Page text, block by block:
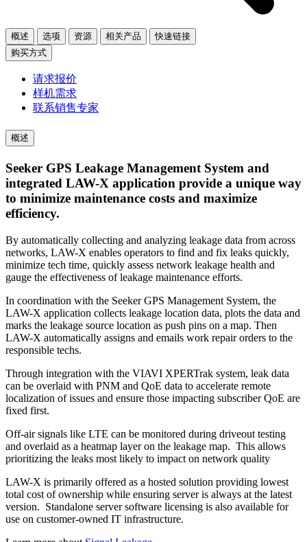
概述 选项 资源 相关产品
快速链接
购买方式
请求报价
样机需求
联系销售专家
概述
Seeker GPS Leakage Management System and
integrated LAW-X application provide a unique way
to minimize maintenance costs and maximize
efficiency.
By automatically collecting and analyzing leakage data from across
networks, LAW-X enables operators to find and fix leaks quickly,
minimize tech time, quickly assess network leakage health and
gauge the effectiveness of leakage maintenance efforts.
In coordination with the Seeker GPS Management System, the
LAW-X application collects leakage location data, plots the data and
marks the leakage source location as push pins on a map. Then
LAW-X automatically assigns and emails work repair orders to the
responsible techs.
Through integration with the VIAVI XPERTrak system, leak data
can be overlaid with PNM and QoE data to accelerate remote
localization of issues and ensure those impacting subscriber QoE are
fixed first.
Off-air signals like LTE can be monitored during driveout testing
and overlaid as a heatmap layer on the leakage map. This allows
prioritizing the leaks most likely to impact on network quality
LAW-X is primarily offered as a hosted solution providing lowest
total cost of ownership while ensuring server is always at the latest
version. Standalone server software licensing is also available for
use on customer-owned IT infrastructure.